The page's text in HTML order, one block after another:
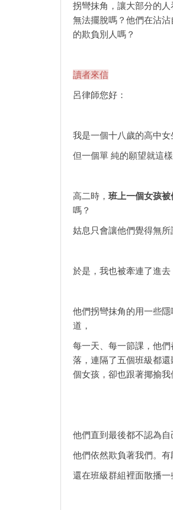
拐彎抹角，讓大部分的
無法擺脫嗎？他們在沾
的欺負別人嗎？
讀者來信
呂律師您好：
我是一個十八歲的高中
但一個單 純的願望就這
高二時， 班上一個女孩
嗎？
姑息只會讓他們覺得無所
於是，我也被牽連了進去
他們拐彎抹角的用一些
道，
每一天、每一節課，他
落，連隔了五個班級都
個女孩，卻也跟著揶揄我
他們直到最後都不認為自
他們依然欺負著我們。
還在班級群組裡面散播一